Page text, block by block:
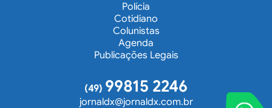
Polícia
Cotidiano
Colunistas
Agenda
Publicações Legais
(49) 99815 2246
jornaldx@jornaldx.com.br